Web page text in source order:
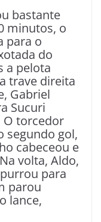
bastante
minutos, o
para o
do
a pelota
trave direita
Gabriel
Sucuri
O torcedor
segundo gol,
cabeceou e
volta, Aldo,
para
parou
lance,